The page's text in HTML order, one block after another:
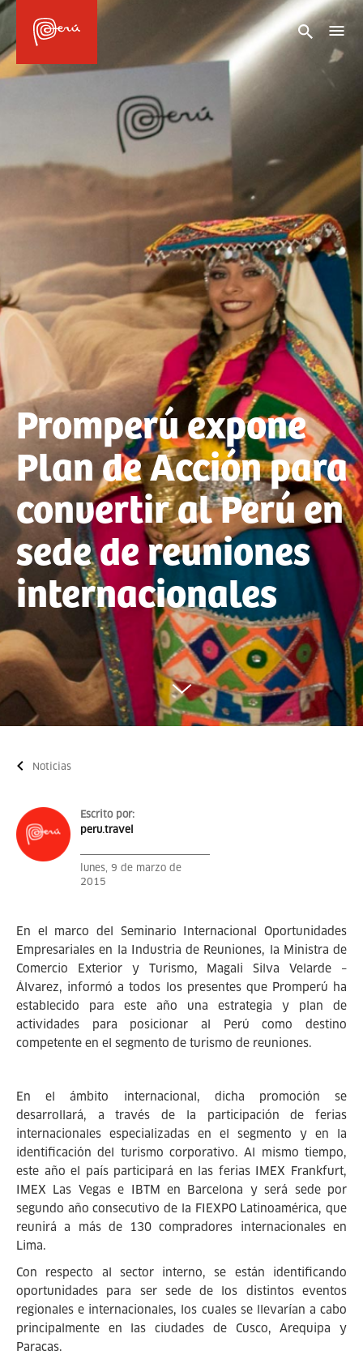
Promperú expone
Plan de Acción para
convertir al Perú en
sede de reuniones
internacionales
Noticias
Escrito por:
peru.travel
lunes, 9 de marzo de
2015
En el marco del Seminario Internacional Oportunidades
Empresariales en la Industria de Reuniones, la Ministra de
Comercio Exterior y Turismo, Magali Silva Velarde –
Álvarez, informó a todos los presentes que Promperú ha
establecido para este año una estrategia y plan de
actividades para posicionar al Perú como destino
competente en el segmento de turismo de reuniones.
En el ámbito internacional, dicha promoción se
desarrollará, a través de la participación de ferias
internacionales especializadas en el segmento y en la
identificación del turismo corporativo. Al mismo tiempo,
este año el país participará en las ferias IMEX Frankfurt,
IMEX Las Vegas e IBTM en Barcelona y será sede por
segundo año consecutivo de la FIEXPO Latinoamérica, que
reunirá a más de 130 compradores internacionales en
Lima.
Con respecto al sector interno, se están identificando
oportunidades para ser sede de los distintos eventos
regionales e internacionales, los cuales se llevarían a cabo
principalmente en las ciudades de Cusco, Arequipa y
Paracas.